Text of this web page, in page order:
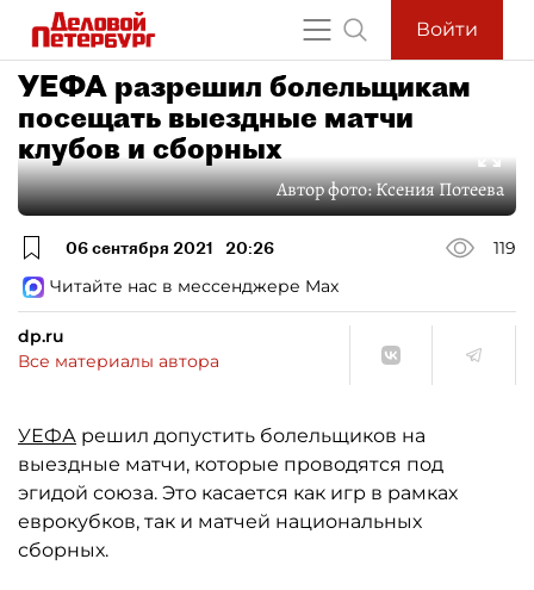
Войти
УЕФА разрешил болельщикам
посещать выездные матчи
клубов и сборных
Автор фото:Ксения Потеева
06 сентября 2021 20:26
119
Читайте нас в мессенджере Max
dp.ru
Все материалы автора
УЕФА решил допустить болельщиков на
выездные матчи, которые проводятся под
эгидой союза. Это касается как игр в рамках
еврокубков, так и матчей национальных
сборных.